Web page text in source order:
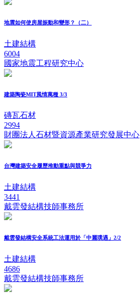
地震如何使房屋振動和變形？（二）
土建結構
6004
國家地震工程研究中心
建築陶瓷MIT風情萬種 3/3
磚瓦石材
2994
財團法人石材暨資源產業研究發展中心
台灣建築安全履歷推動重點與競爭力
土建結構
3441
戴雲發結構技師事務所
戴雲發結構安全系統工法運用於「中麗璞遇」2/2
土建結構
4686
戴雲發結構技師事務所